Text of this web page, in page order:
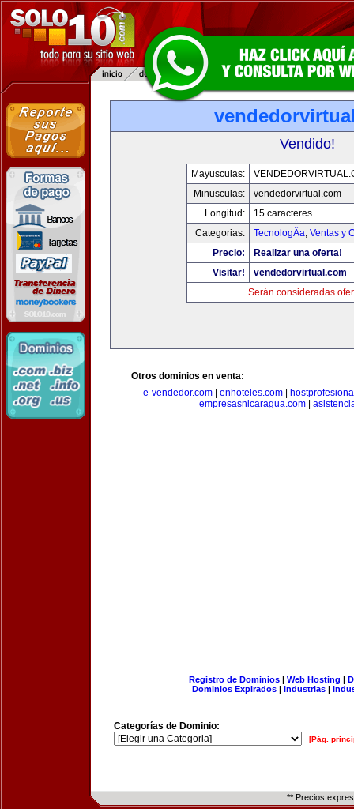
Vendido!
Mayusculas:
Minusculas:
vendedorvirtual.com
Longitud:
15 caracteres
Categorias:
TecnologÃ­a, Ventas y
Precio:
Realizar una oferta!
Visitar!
vendedorvirtual.com
Serán consideradas
Otros dominios en venta:
e-vendedor.com| enhoteles.com|
empresasnicaragua.com
Registro de Dominios| Web Hosting |
Dominios Expirados | Industrias |
Categorías de Dominio:
[Pág.
** Precios